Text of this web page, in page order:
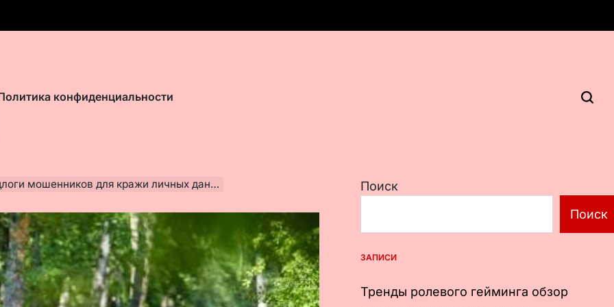
конфиденциальности
мошенников для кражи личных данных
Поиск
Поиск
ЗАПИСИ
Тренды ролевого гейминга обзор